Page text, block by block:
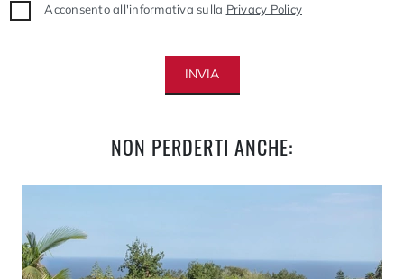
Acconsento all'informativa sulla Privacy Policy
INVIA
NON PERDERTI ANCHE: